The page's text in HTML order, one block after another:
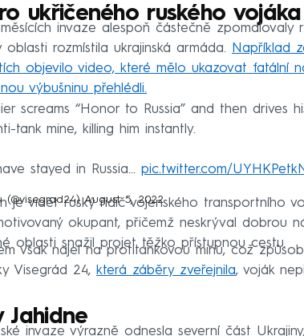
ukřičeného ruského vojáka
invaze alespoň částečně zpomalovaly
oblasti rozmístila ukrajinská armáda. Například
objevilo video, které mělo ukazovat fatální
výbušninu přehlédli.
screams “Honor to Russia” and then drives
tank mine, killing him instantly.
stayed in Russia… pic.twitter.com/
(@visegrad24)August 5, 2022
je vidět ruský řidič vojenského transportního
okupant, přičemž neskrýval dobrou
oblasti snažil projet těžko přístupnou cestu.
však najel na protitankovou minu, což
Visegrád 24, která záběry zveřejnila, voják
Jahidne
invaze výrazně odnesla severní část